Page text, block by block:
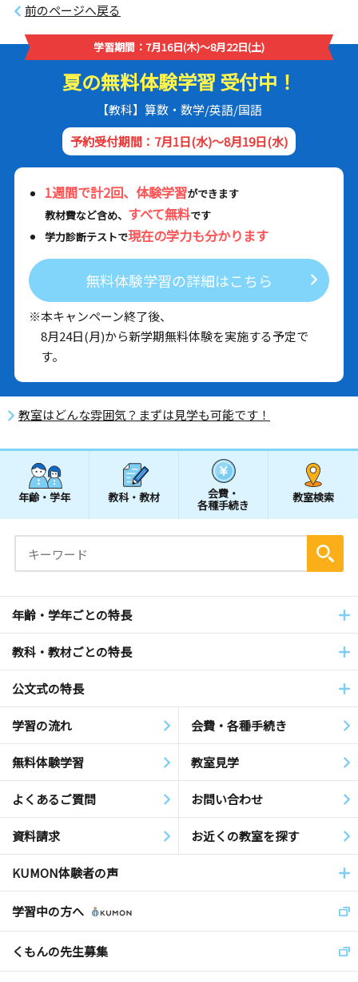
前のページへ戻る
学習期間：7月16日(木)～8月22日(土)
夏の無料体験学習 受付中！
【教科】算数・数学/英語/国語
予約受付期間：7月1日(水)～8月19日(水)
1週間で計2回、体験学習ができます
教材費など含め、 すべて無料です
学力診断テストで現在の学力も分かります
無料体験学習の詳細はこちら
※本キャンペーン終了後、
8月24日(月)から新学期無料体験を実施する予定で
す。
教室はどんな雰囲気？まずは見学も可能です！
年齢・学年 教科・教材 会費・
各種手続き
教室検索
年齢・学年ごとの特長
教科・教材ごとの特長
公文式の特長
学習の流れ 会費・各種手続き
無料体験学習 教室見学
よくあるご質問 お問い合わせ
資料請求 お近くの教室を探す
KUMON体験者の声
学習中の方へ
くもんの先生募集